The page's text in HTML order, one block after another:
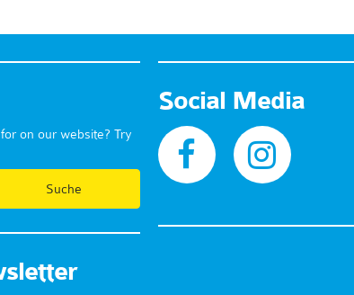
on our website? Try
Social Media